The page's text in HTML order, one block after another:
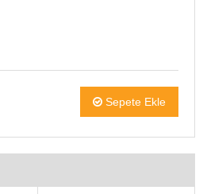
Sepete Ekle